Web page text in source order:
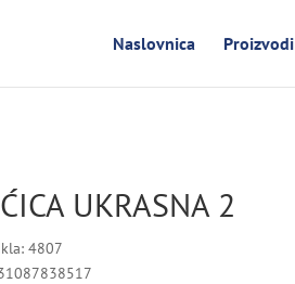
Naslovnica Proizvodi
UKRASNA 2
4807